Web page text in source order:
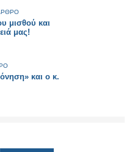
μισθού και
μας!
και ο κ.